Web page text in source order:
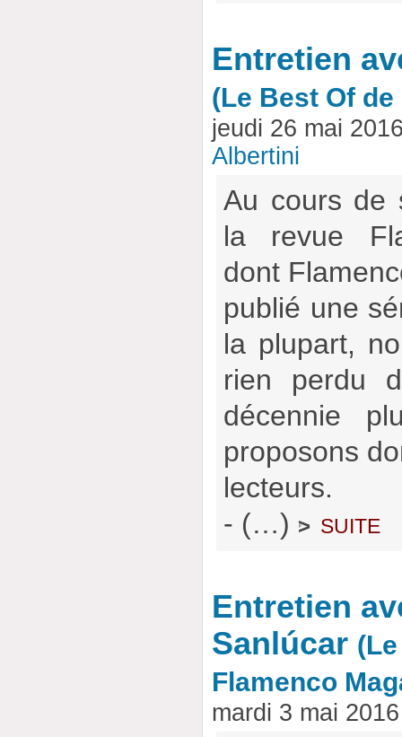
Entretien
(Le Best Of
jeudi 26 mai
Albertini
Au cours de
la revue
dont
publié une
la plupart,
rien perdu
décennie
proposons
lecteurs.
- (…) > suite
Entretien
Sanlúcar
Flamenco
mardi 3 mai